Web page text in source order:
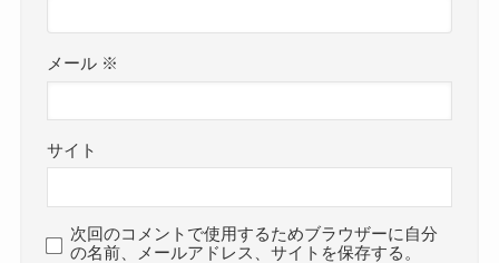
メール ※
サイト
次回のコメントで使用するためブラウザーに自分
の名前、メールアドレス、サイトを保存する。